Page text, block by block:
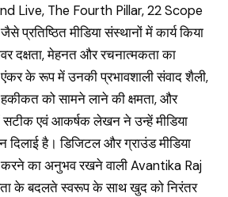
Live, The Fourth Pillar, 22 Scope
मीडिया संस्थानों में कार्य किया
दक्षता, मेहनत और रचनात्मकता का
के रूप में उनकी प्रभावशाली संवाद शैली,
हकीकत को सामने लाने की क्षमता, और
सटीक एवं आकर्षक लेखन ने उन्हें मीडिया
है। डिजिटल और ग्राउंड मीडिया
करने का अनुभव रखने वाली Avantika Raj
के बदलते स्वरूप के साथ खुद को निरंतर